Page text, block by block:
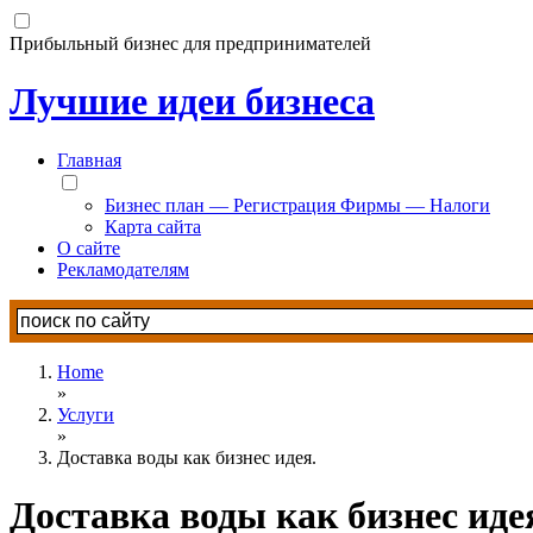
Прибыльный бизнес для предпринимателей
Лучшие идеи бизнеса
Главная
Бизнес план — Регистрация Фирмы — Налоги
Карта сайта
О сайте
Рекламодателям
Home
»
Услуги
»
Доставка воды как бизнес идея.
Доставка воды как бизнес